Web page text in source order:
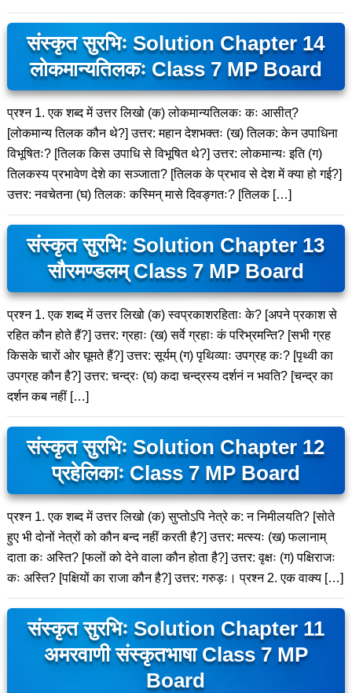
संस्कृत सुरभिः Solution Chapter 14
लोकमान्यतिलकः Class 7 MP Board
प्रश्न 1. एक शब्द में उत्तर लिखो (क) लोकमान्यतिलकः कः आसीत्?
[लोकमान्य तिलक कौन थे?] उत्तर: महान देशभक्तः (ख) तिलक: केन उपाधिना
विभूषितः? [तिलक किस उपाधि से विभूषित थे?] उत्तर: लोकमान्यः इति (ग)
तिलकस्य प्रभावेण देशे का सञ्जाता? [तिलक के प्रभाव से देश में क्या हो गई?]
उत्तर: नवचेतना (घ) तिलकः कस्मिन् मासे दिवङ्गतः? [तिलक […]
संस्कृत सुरभिः Solution Chapter 13
सौरमण्डलम् Class 7 MP Board
प्रश्न 1. एक शब्द में उत्तर लिखो (क) स्वप्रकाशरहिताः के? [अपने प्रकाश से
रहित कौन होते हैं?] उत्तर: ग्रहाः (ख) सर्वे ग्रहाः कं परिभ्रमन्ति? [सभी ग्रह
किसके चारों ओर घूमते हैं?] उत्तर: सूर्यम् (ग) पृथिव्याः उपग्रह कः? [पृथ्वी का
उपग्रह कौन है?] उत्तर: चन्द्रः (घ) कदा चन्द्रस्य दर्शनं न भवति? [चन्द्र का
दर्शन कब नहीं […]
संस्कृत सुरभिः Solution Chapter 12
प्रहेलिकाः Class 7 MP Board
प्रश्न 1. एक शब्द में उत्तर लिखो (क) सुप्तोऽपि नेत्रे क: न निमीलयति? [सोते
हुए भी दोनों नेत्रों को कौन बन्द नहीं करती है?] उत्तर: मत्स्यः (ख) फलानाम्
दाता कः अस्ति? [फलों को देने वाला कौन होता है?] उत्तर: वृक्षः (ग) पक्षिराजः
कः अस्ति? [पक्षियों का राजा कौन है?] उत्तर: गरुड़ः। प्रश्न 2. एक वाक्य […]
संस्कृत सुरभिः Solution Chapter 11
अमरवाणी संस्कृतभाषा Class 7 MP
Board